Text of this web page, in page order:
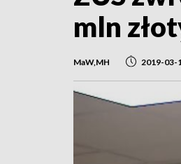
mln
MaW,MH 2019-03-